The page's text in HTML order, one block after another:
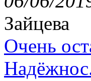
Зайцева
Очень